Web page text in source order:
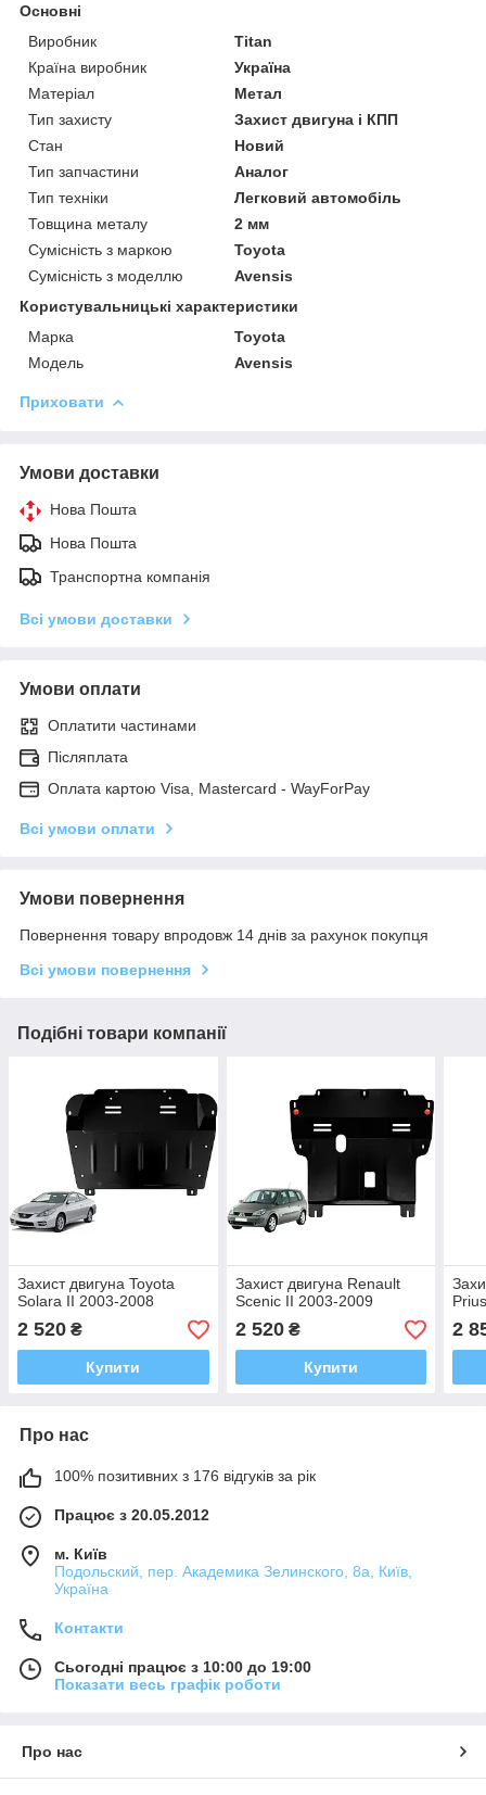
Основні
Виробник
Titan
Країна виробник
Україна
Матеріал
Метал
Тип захисту
Захист двигуна і КПП
Стан
Новий
Тип запчастини
Аналог
Тип техніки
Легковий автомобіль
Товщина металу
2 мм
Сумісність з маркою
Toyota
Сумісність з моделлю
Avensis
Користувальницькі характеристики
Марка
Toyota
Модель
Avensis
Приховати
Умови доставки
Нова Пошта
Нова Пошта
Транспортна компанія
Всі умови доставки
Умови оплати
Оплатити частинами
Післяплата
Оплата картою Visa, Mastercard - WayForPay
Всі умови оплати
Умови повернення
Повернення товару впродовж 14 днів за рахунок покупця
Всі умови повернення
Подібні товари компанії
Захист двигуна Toyota
Solara II 2003-2008
2 520 ₴
Купити
Захист двигуна Renault
Scenic II 2003-2009
2 520₴
Купити
2
Про нас
100% позитивних з 176 відгуків за рік
Працює з 20.05.2012
м. Київ
Подольский, пер. Академика Зелинского, 8а, Київ,
Україна
Контакти
Сьогодні працює з 10:00 до 19:00
Показати весь графік роботи
Про нас